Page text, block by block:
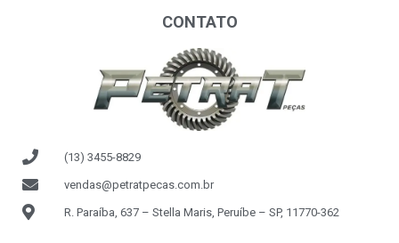
CONTATO
(13) 3455-8829
vendas@petratpecas.com.br
R. Paraíba, 637 – Stella Maris, Peruíbe – SP, 11770-362